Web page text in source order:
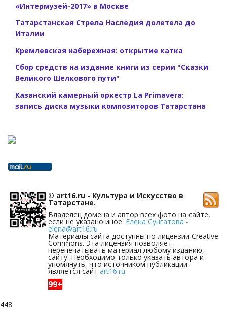
«Интермузей-2017» в Москве
Татарстанская Стрела Наследия долетела до
Италии
Кремлевская набережная: открытие катка
Сбор средств на издание книги из серии "Сказки
Великого Шелкового пути"
Казанский камерный оркестр La Primavera:
запись диска музыки композиторов Татарстана
© art16.ru - Культура и Искусство в
Татарстане.
Владелец домена и автор всех фото на сайте,
если не указано иное: Елена Сунгатова -
elena@art16.ru
Материалы сайта доступны по лицензии Creative
Commons. Эта лицензия позволяет
перепечатывать материал любому изданию,
сайту. Необходимо только указать автора и
упомянуть, что источником публикации
является сайт art16.ru
99+
448